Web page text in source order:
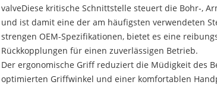
valveDiese kritische Schnittstelle steuert die Bohr-,
und ist damit eine der am häufigsten verwendeten
strengen OEM-Spezifikationen, bietet es eine
Rückkopplungen für einen zuverlässigen Betrieb.
Der ergonomische Griff reduziert die Müdigkeit des
optimierten Griffwinkel und einer komfortablen